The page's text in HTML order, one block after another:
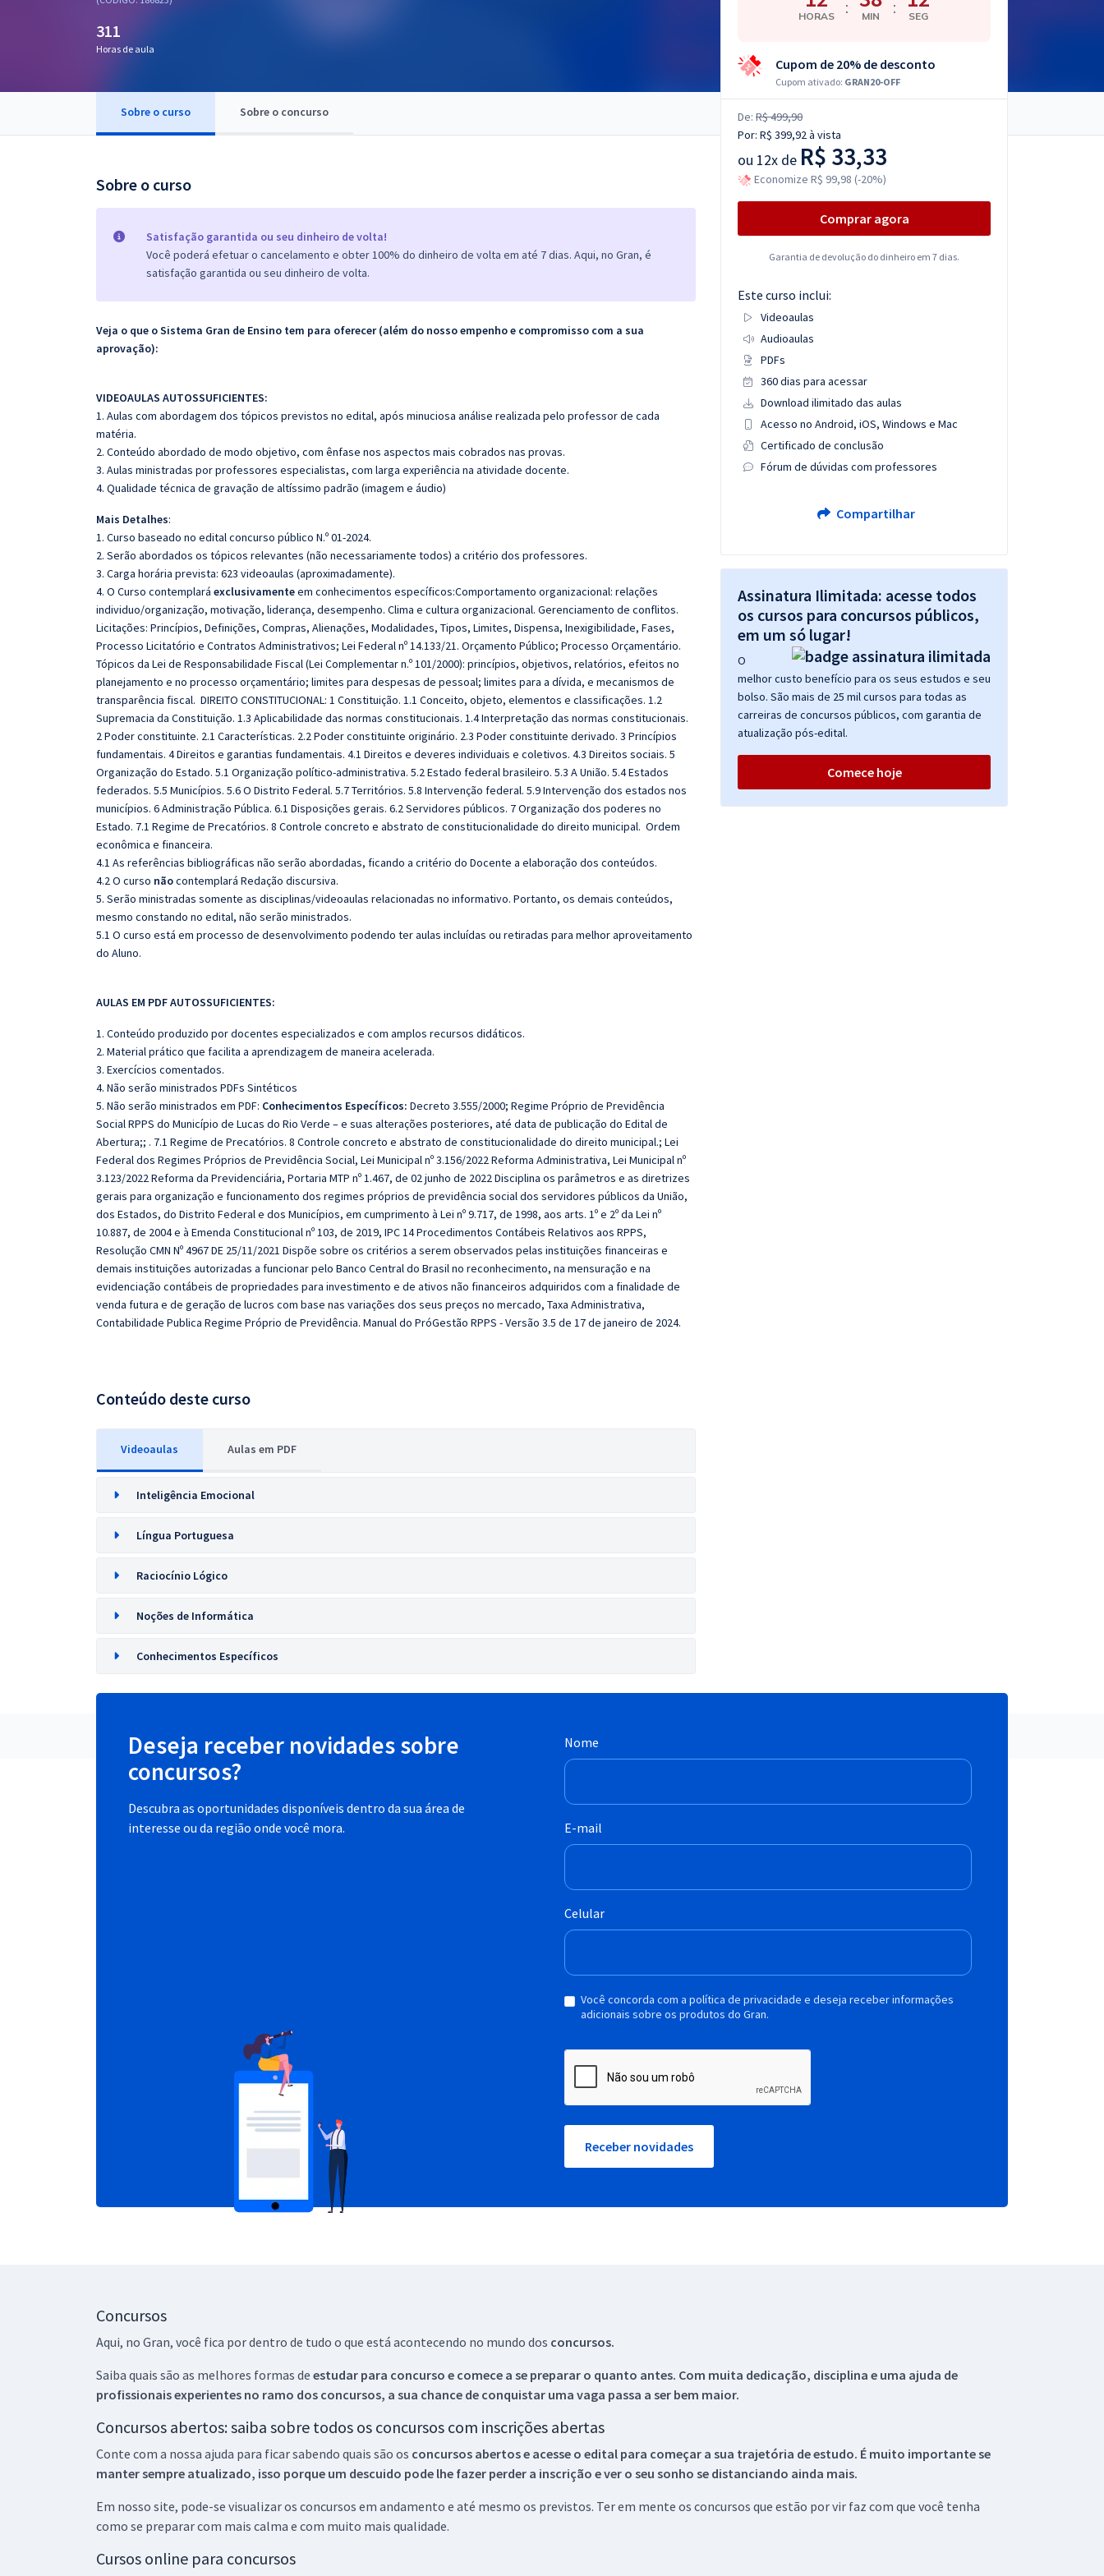
OAB
311
Horas de aula
Sobre o curso Sobre o concurso
Sobre o curso
Satisfação garantida ou seu dinheiro de volta!
Você poderá efetuar o cancelamento e obter 100% do dinheiro de volta em até 7 dias. Aqui, no Gran, é
satisfação garantida ou seu dinheiro de volta.
Veja o que o Sistema Gran de Ensino tem para oferecer (além do nosso empenho e compromisso com a sua
aprovação):
VIDEOAULAS AUTOSSUFICIENTES:
1. Aulas com abordagem dos tópicos previstos no edital, após minuciosa análise realizada pelo professor de cada
matéria.
2. Conteúdo abordado de modo objetivo, com ênfase nos aspectos mais cobrados nas provas.
3. Aulas ministradas por professores especialistas, com larga experiência na atividade docente.
4. Qualidade técnica de gravação de altíssimo padrão (imagem e áudio)
Mais Detalhes:
1. Curso baseado no edital concurso público N.º 01-2024.
2. Serão abordados os tópicos relevantes (não necessariamente todos) a critério dos professores.
3. Carga horária prevista: 623 videoaulas (aproximadamente).
4. O Curso contemplará exclusivamenteem conhecimentos específicos:Comportamento organizacional: relações
individuo/organização, motivação, liderança, desempenho. Clima e cultura organizacional. Gerenciamento de conflitos.
Licitações: Princípios, Definições, Compras, Alienações, Modalidades, Tipos, Limites, Dispensa, Inexigibilidade, Fases,
Processo Licitatório e Contratos Administrativos; Lei Federal nº 14.133/21. Orçamento Público; Processo Orçamentário.
Tópicos da Lei de Responsabilidade Fiscal (Lei Complementar n.º 101/2000): princípios, objetivos, relatórios, efeitos no
planejamento e no processo orçamentário; limites para despesas de pessoal; limites para a dívida, e mecanismos de
transparência fiscal. DIREITO CONSTITUCIONAL: 1 Constituição. 1.1 Conceito, objeto, elementos e classificações. 1.2
Supremacia da Constituição. 1.3 Aplicabilidade das normas constitucionais. 1.4 Interpretação das normas constitucionais.
2 Poder constituinte. 2.1 Características. 2.2 Poder constituinte originário. 2.3 Poder constituinte derivado. 3 Princípios
fundamentais. 4 Direitos e garantias fundamentais. 4.1 Direitos e deveres individuais e coletivos. 4.3 Direitos sociais. 5
Organização do Estado. 5.1 Organização político-administrativa. 5.2 Estado federal brasileiro. 5.3 A União. 5.4 Estados
federados. 5.5 Municípios. 5.6 O Distrito Federal. 5.7 Territórios. 5.8 Intervenção federal. 5.9 Intervenção dos estados nos
municípios. 6 Administração Pública. 6.1 Disposições gerais. 6.2 Servidores públicos. 7 Organização dos poderes no
Estado. 7.1 Regime de Precatórios. 8 Controle concreto e abstrato de constitucionalidade do direito municipal. Ordem
econômica e financeira.
4.1 As referências bibliográficas não serão abordadas, ficando a critério do Docente a elaboração dos conteúdos.
4.2 O curso nãocontemplará Redação discursiva.
5. Serão ministradas somente as disciplinas/videoaulas relacionadas no informativo. Portanto, os demais conteúdos,
mesmo constando no edital, não serão ministrados.
5.1 O curso está em processo de desenvolvimento podendo ter aulas incluídas ou retiradas para melhor aproveitamento
do Aluno.
AULAS EM PDF AUTOSSUFICIENTES:
1. Conteúdo produzido por docentes especializados e com amplos recursos didáticos.
2. Material prático que facilita a aprendizagem de maneira acelerada.
3. Exercícios comentados.
4. Não serão ministrados PDFs Sintéticos
5. Não serão ministrados em PDF: Conhecimentos Específicos: Decreto 3.555/2000; Regime Próprio de Previdência
Social RPPS do Município de Lucas do Rio Verde – e suas alterações posteriores, até data de publicação do Edital de
Abertura;; . 7.1 Regime de Precatórios. 8 Controle concreto e abstrato de constitucionalidade do direito municipal.; Lei
Federal dos Regimes Próprios de Previdência Social, Lei Municipal nº 3.156/2022 Reforma Administrativa, Lei Municipal nº
3.123/2022 Reforma da Previdenciária, Portaria MTP nº 1.467, de 02 junho de 2022 Disciplina os parâmetros e as diretrizes
gerais para organização e funcionamento dos regimes próprios de previdência social dos servidores públicos da União,
dos Estados, do Distrito Federal e dos Municípios, em cumprimento à Lei nº 9.717, de 1998, aos arts. 1º e 2º da Lei nº
10.887, de 2004 e à Emenda Constitucional nº 103, de 2019, IPC 14 Procedimentos Contábeis Relativos aos RPPS,
Resolução CMN Nº 4967 DE 25/11/2021 Dispõe sobre os critérios a serem observados pelas instituições financeiras e
demais instituições autorizadas a funcionar pelo Banco Central do Brasil no reconhecimento, na mensuração e na
evidenciação contábeis de propriedades para investimento e de ativos não financeiros adquiridos com a finalidade de
venda futura e de geração de lucros com base nas variações dos seus preços no mercado, Taxa Administrativa,
Contabilidade Publica Regime Próprio de Previdência. Manual do PróGestão RPPS - Versão 3.5 de 17 de janeiro de 2024.
Conteúdo deste curso
Videoaulas Aulas em PDF
Inteligência Emocional
Língua Portuguesa
Raciocínio Lógico
Noções de Informática
Conhecimentos Específicos
HORAS : MIN : SEG
Cupom de 20% de desconto
Cupom ativado: GRAN20-OFF
De: R$ 499,90
Por: R$ 399,92à vista
ou 12x de R$ 33,33
Economize R$ 99,98 (-20%)
Comprar agora
Garantia de devolução do dinheiro em 7 dias.
Este curso inclui:
Videoaulas
Audioaulas
PDFs
360 dias para acessar
Download ilimitado das aulas
Acesso no Android, iOS, Windows e Mac
Certificado de conclusão
Fórum de dúvidas com professores
Compartilhar
Assinatura Ilimitada: acesse todos
os cursos para concursos públicos,
em um só lugar!
O
melhor custo benefício para os seus estudos e seu
bolso. São mais de 25 mil cursos para todas as
carreiras de concursos públicos, com garantia de
atualização pós-edital.
Comece hoje
Deseja receber novidades sobre
concursos?
Descubra as oportunidades disponíveis dentro da sua área de
interesse ou da região onde você mora.
Nome
E-mail
Celular
Você concorda com a política de privacidade e deseja receber informações
adicionais sobre os produtos do Gran.
Receber novidades
Concursos
Aqui, no Gran, você fica por dentro de tudo o que está acontecendo no mundo dos concursos.
Saiba quais são as melhores formas de estudar para concurso e comece a se preparar o quanto antes. Com muita dedicação, disciplina e uma ajuda de
profissionais experientes no ramo dos concursos, a sua chance de conquistar uma vaga passa a ser bem maior.
Concursos abertos: saiba sobre todos os concursos com inscrições abertas
Conte com a nossa ajuda para ficar sabendo quais são os concursos abertos e acesse o edital para começar a sua trajetória de estudo. É muito importante se
manter sempre atualizado, isso porque um descuido pode lhe fazer perder a inscrição e ver o seu sonho se distanciando ainda mais.
Em nosso site, pode-se visualizar os concursos em andamento e até mesmo os previstos. Ter em mente os concursos que estão por vir faz com que você tenha
como se preparar com mais calma e com muito mais qualidade.
Cursos online para concursos